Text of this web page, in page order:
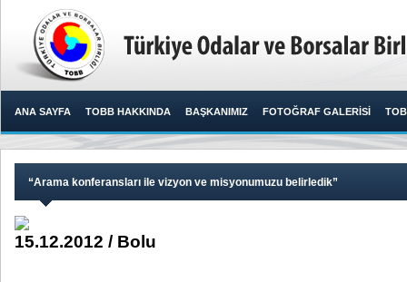
ANA SAYFA TOBB HAKKINDA BAŞKANIMIZ FOTOĞRAF GALERİSİ
​“Arama konferansları ile vizyon ve misyonumuzu belirledik”
15.12.2012 / Bolu